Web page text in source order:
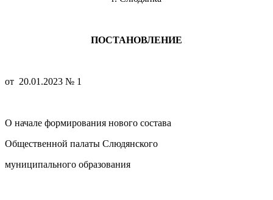
ПОСТАНОВЛЕНИЕ
от 20.01.2023 № 1
О начале формирования нового состава
Общественной палаты Слюдянского
муниципального образования